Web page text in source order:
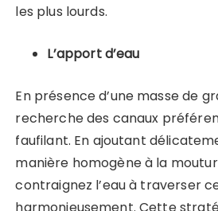
les plus lourds.
L’apport d’eau
En présence d’une masse de
recherche des canaux
faufilant. En ajoutant
manière homogène à la
contraignez l’eau à traverser
harmonieusement. Cette